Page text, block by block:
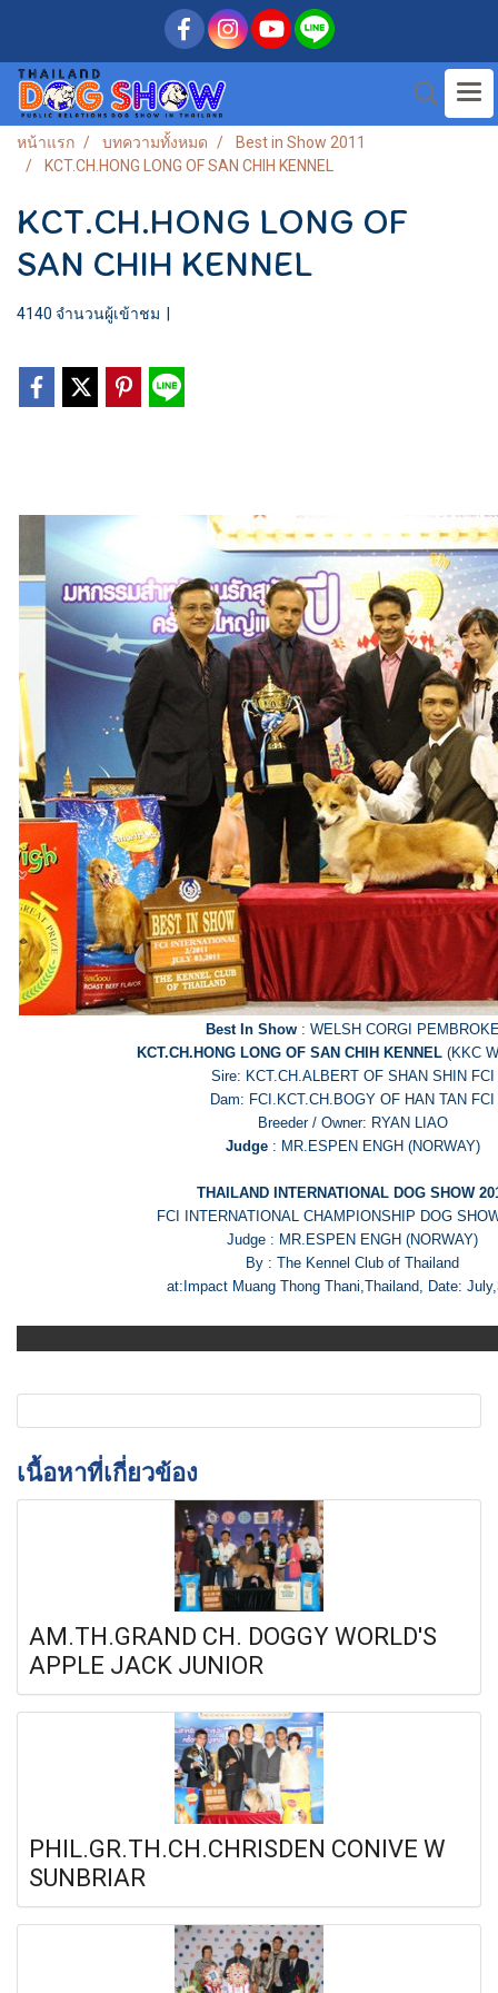
หน้าแรก บทความทั้งหมด
Best in Show 2011
KCT.CH.HONG LONG OF SAN CHIH KENNEL
KCT.CH.HONG LONG OF
SAN CHIH KENNEL
4140 จำนวนผู้เข้าชม
Best In Show : WELSH CORGI
KCT.CH.HONG LONG OF SAN CHIH KENNEL(KKC
Sire: KCT.CH.ALBERT OF SHAN SHIN FCI
Dam: FCI.KCT.CH.BOGY OF HAN TAN FCI
Breeder / Owner: RYAN LIAO
Judge : MR.ESPEN ENGH (NORWAY)
THAILAND INTERNATIONAL DOG SHOW
FCI INTERNATIONAL CHAMPIONSHIP DOG
Judge : MR.ESPEN ENGH (NORWAY)
By : The Kennel Club of Thailand
at:Impact Muang Thong Thani,Thailand, Date:
เนื้อหาที่เกี่ยวข้อง
AM.TH.GRAND CH. DOGGY WORLD'S
APPLE JACK JUNIOR
PHIL.GR.TH.CH.CHRISDEN CONIVE W
SUNBRIAR